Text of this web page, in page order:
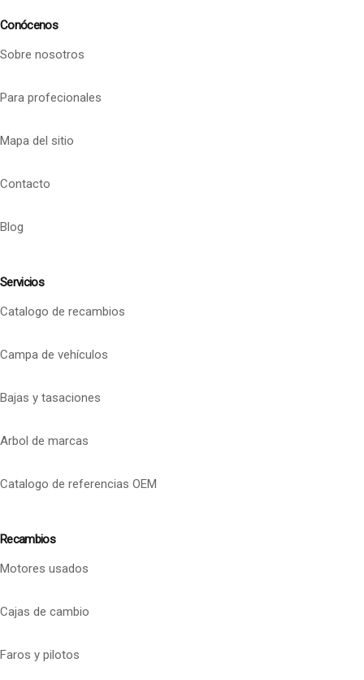
Conócenos
Sobre nosotros
Para profecionales
Mapa del sitio
Contacto
Blog
Servicios
Catalogo de recambios
Campa de vehículos
Bajas y tasaciones
Arbol de marcas
Catalogo de referencias OEM
Recambios
Motores usados
Cajas de cambio
Faros y pilotos